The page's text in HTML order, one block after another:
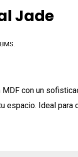
Jade
con un
espacio. Ideal para